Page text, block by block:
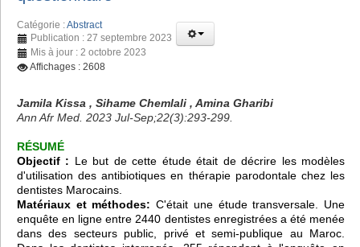
Catégorie :Abstract
Publication : 27 septembre 2023
Mis à jour : 2 octobre 2023
Affichages : 2608
Jamila Kissa , Sihame Chemlali , Amina Gharibi
Ann Afr Med. 2023 Jul-Sep;22(3):293-299.
RÉSUMÉ
Objectif : Le but de cette étude était de décrire les modèles
d'utilisation des antibiotiques en thérapie parodontale chez les
dentistes Marocains.
Matériaux et méthodes: C'était une étude transversale. Une
enquête en ligne entre 2440 dentistes enregistrées a été menée
dans des secteurs public, privé et semi-publique au Maroc.